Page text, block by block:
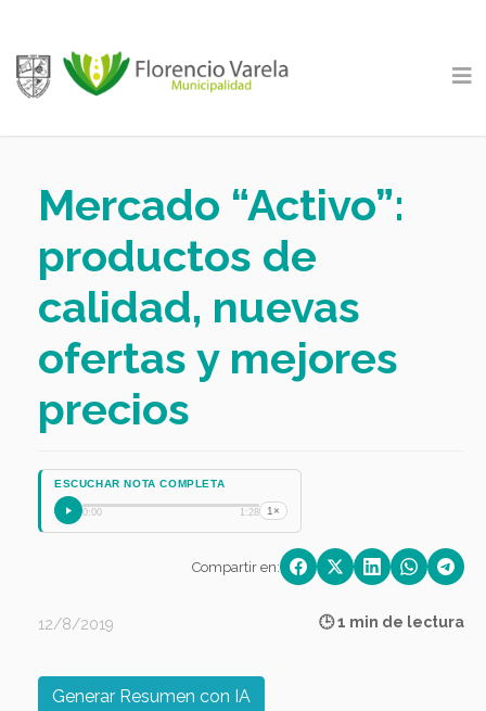
Mercado “Activo”:
productos de
calidad, nuevas
ofertas y mejores
precios
ESCUCHAR NOTA COMPLETA
0:00 1:28 1×
Compartir en:
12/8/2019 🕒 1 min de lectura
Generar Resumen con IA